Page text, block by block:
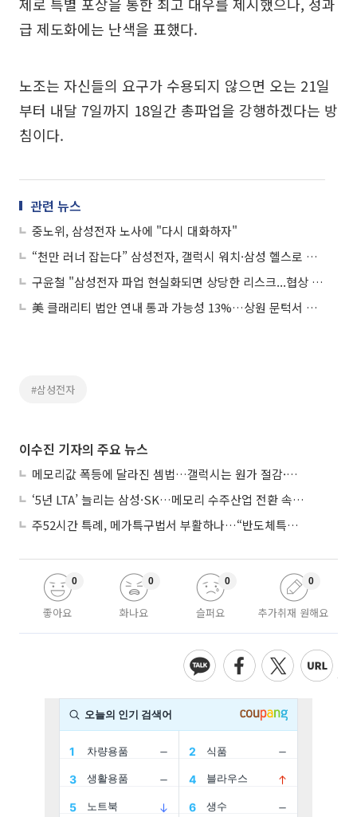
급 제도화에는 난색을 표했다.
노조는 자신들의 요구가 수용되지 않으면 오는 21일
부터 내달 7일까지 18일간 총파업을 강행하겠다는 방
침이다.
관련 뉴스
중노위, 삼성전자 노사에 "다시 대화하자"
“천만 러너 잡는다” 삼성전자, 갤럭시 워치·삼성 헬스로 맞춤형 러닝 코칭
구윤철 "삼성전자 파업 현실화되면 상당한 리스크...협상 통해 신속히 해결해야"
美 클래리티 법안 연내 통과 가능성 13%…상원 문턱서 제동
#삼성전자
이수진 기자의 주요 뉴스
메모리값 폭등에 달라진 셈법…갤럭시는 원가 절감·아이폰은 서비스 확대
‘5년 LTA’ 늘리는 삼성·SK…메모리 수주산업 전환 속 다른 셈법
주52시간 특례, 메가특구법서 부활하나…“반도체특별법 담겨야”
좋아요
0
화나요
0
슬퍼요
0
추가취재 원해요
0